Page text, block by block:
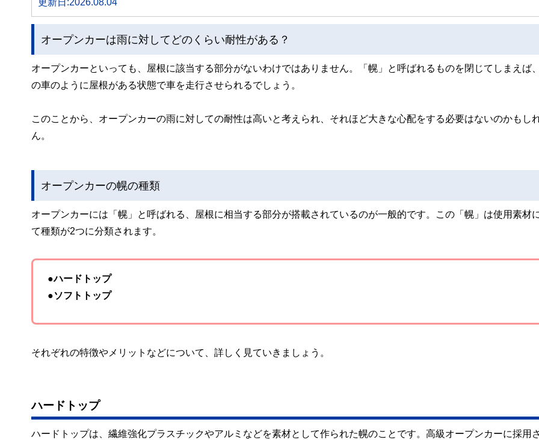
更新日:2026.08.04
オープンカーは雨に対してどのくらい耐性がある？
オープンカーといっても、屋根に該当する部分がないわけではありません。「幌」と呼ばれるものを閉じてしまえば
の車のように屋根がある状態で車を走行させられるでしょう。
このことから、オープンカーの雨に対しての耐性は高いと考えられ、それほど大きな心配をする必要はないのかもし
ん。
オープンカーの幌の種類
オープンカーには「幌」と呼ばれる、屋根に相当する部分が搭載されているのが一般的です。この「幌」は使用素材
て種類が2つに分類されます。
●ハードトップ
●ソフトトップ
それぞれの特徴やメリットなどについて、詳しく見ていきましょう。
ハードトップ
ハードトップは、繊維強化プラスチックやアルミなどを素材として作られた幌のことです。高級オープンカーに採用